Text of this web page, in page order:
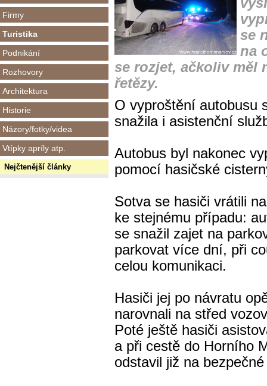
Firmy
Turistika
Podnikání
Rozhovory
Architektura
Historie
Názory/fotky/videa
Vtípky apríly atp.
Nejčtenější články
se
na
se rozjet, ačkoliv měl
řetězy.
O vyproštění autobusu
snažila i asistenční
Autobus byl nakonec
pomocí hasičské
Sotva se hasiči vrátili
ke stejnému případu:
se snažil zajet na
parkovat více dní, při
celou komunikaci.
Hasiči jej po návratu
narovnali na střed
Poté ještě hasiči
a při cestě do Horního
odstavil již na